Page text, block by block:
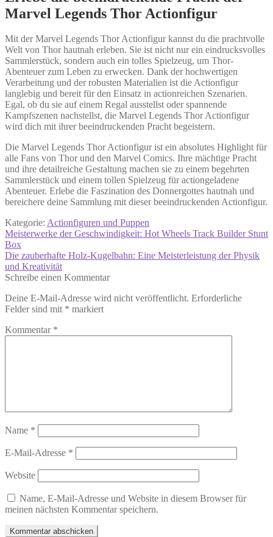
Marvel Legends Thor Actionfigur
Mit der Marvel Legends Thor Actionfigur kannst du die prachtvolle
Welt von Thor hautnah erleben. Sie ist nicht nur ein eindrucksvolles
Sammlerstück, sondern auch ein tolles Spielzeug, um Thor-
Abenteuer zum Leben zu erwecken. Dank der hochwertigen
Verarbeitung und der robusten Materialien ist die Actionfigur
langlebig und bereit für den Einsatz in actionreichen Szenarien.
Egal, ob du sie auf einem Regal ausstellst oder spannende
Kampfszenen nachstellst, die Marvel Legends Thor Actionfigur
wird dich mit ihrer beeindruckenden Pracht begeistern.
Die Marvel Legends Thor Actionfigur ist ein absolutes Highlight für
alle Fans von Thor und den Marvel Comics. Ihre mächtige Pracht
und ihre detailreiche Gestaltung machen sie zu einem begehrten
Sammlerstück und einem tollen Spielzeug für actiongeladene
Abenteuer. Erlebe die Faszination des Donnergottes hautnah und
bereichere deine Sammlung mit dieser beeindruckenden Actionfigur.
Kategorie: Actionfiguren und Puppen
Beitragsnavigation
Vorheriger
Beitrag:
Meisterwerke der Geschwindigkeit: Hot Wheels Track Builder Stunt
Box
Nächster
Beitrag:
Die zauberhafte Holz-Kugelbahn: Eine Meisterleistung der Physik
und Kreativität
Schreibe einen Kommentar
Deine E-Mail-Adresse wird nicht veröffentlicht. Erforderliche
Felder sind mit * markiert
Kommentar *
Name *
E-Mail-Adresse *
Website
Name, E-Mail-Adresse und Website in diesem Browser für
meinen nächsten Kommentar speichern.